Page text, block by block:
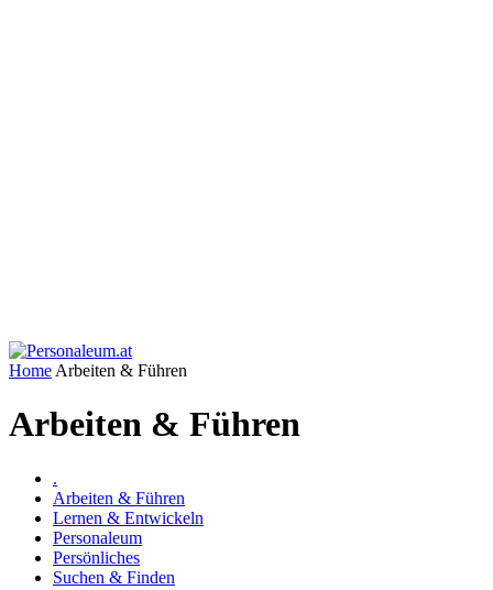
Home Arbeiten & Führen
Arbeiten & Führen
.
Arbeiten & Führen
Lernen & Entwickeln
Personaleum
Persönliches
Suchen & Finden